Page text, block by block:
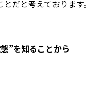
だと考えております。
”を知ることから